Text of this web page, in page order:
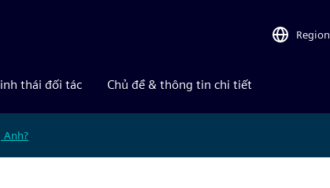
Region
thái đối tác Chủ đề & thông tin chi tiết
Anh?